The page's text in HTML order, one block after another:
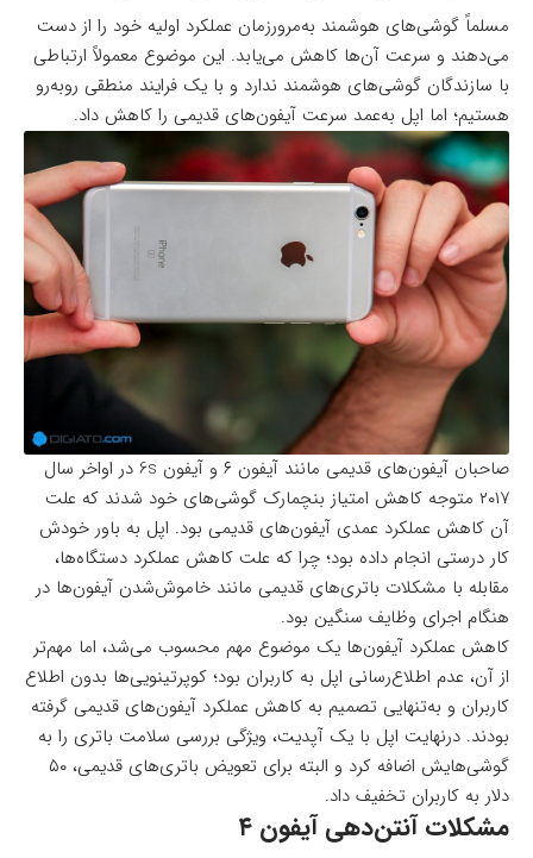
مسلماً گوشی‌های هوشمند به‌مرور‌زمان عملکرد اولیه خود را از دست
می‌دهند و سرعت آن‌ها کاهش می‌یابد. این موضوع معمولاً ارتباطی
با سازندگان گوشی‌های هوشمند ندارد و با یک فرایند منطقی روبه‌رو
هستیم؛ اما اپل به‌عمد سرعت آیفون‌های قدیمی را کاهش داد.
صاحبان آیفون‌های قدیمی مانند آیفون ۶ و آیفون 6s در اواخر سال
۲۰۱۷ متوجه کاهش امتیاز بنچمارک گوشی‌های خود شدند که علت
آن کاهش عملکرد عمدی آیفون‌های قدیمی بود. اپل به باور خودش
کار درستی انجام داده بود؛ چرا که علت کاهش عملکرد دستگاه‌ها،
مقابله با مشکلات باتری‌های قدیمی مانند خاموش‌شدن آیفون‌ها در
هنگام اجرای وظایف سنگین بود.
کاهش عملکرد آیفون‌ها یک موضوع مهم محسوب می‌شد، اما مهم‌تر
از آن، عدم اطلاع‌رسانی اپل به کاربران بود؛ کوپرتینویی‌ها بدون اطلاع
کاربران و به‌تنهایی تصمیم به کاهش عملکرد آیفون‌های قدیمی گرفته
بودند. درنهایت اپل با یک آپدیت، ویژگی بررسی سلامت باتری را به
گوشی‌هایش اضافه کرد و البته برای تعویض باتری‌های قدیمی، ۵۰
دلار به کاربران تخفیف داد.
مشکلات آنتن‌دهی آیفون ۴